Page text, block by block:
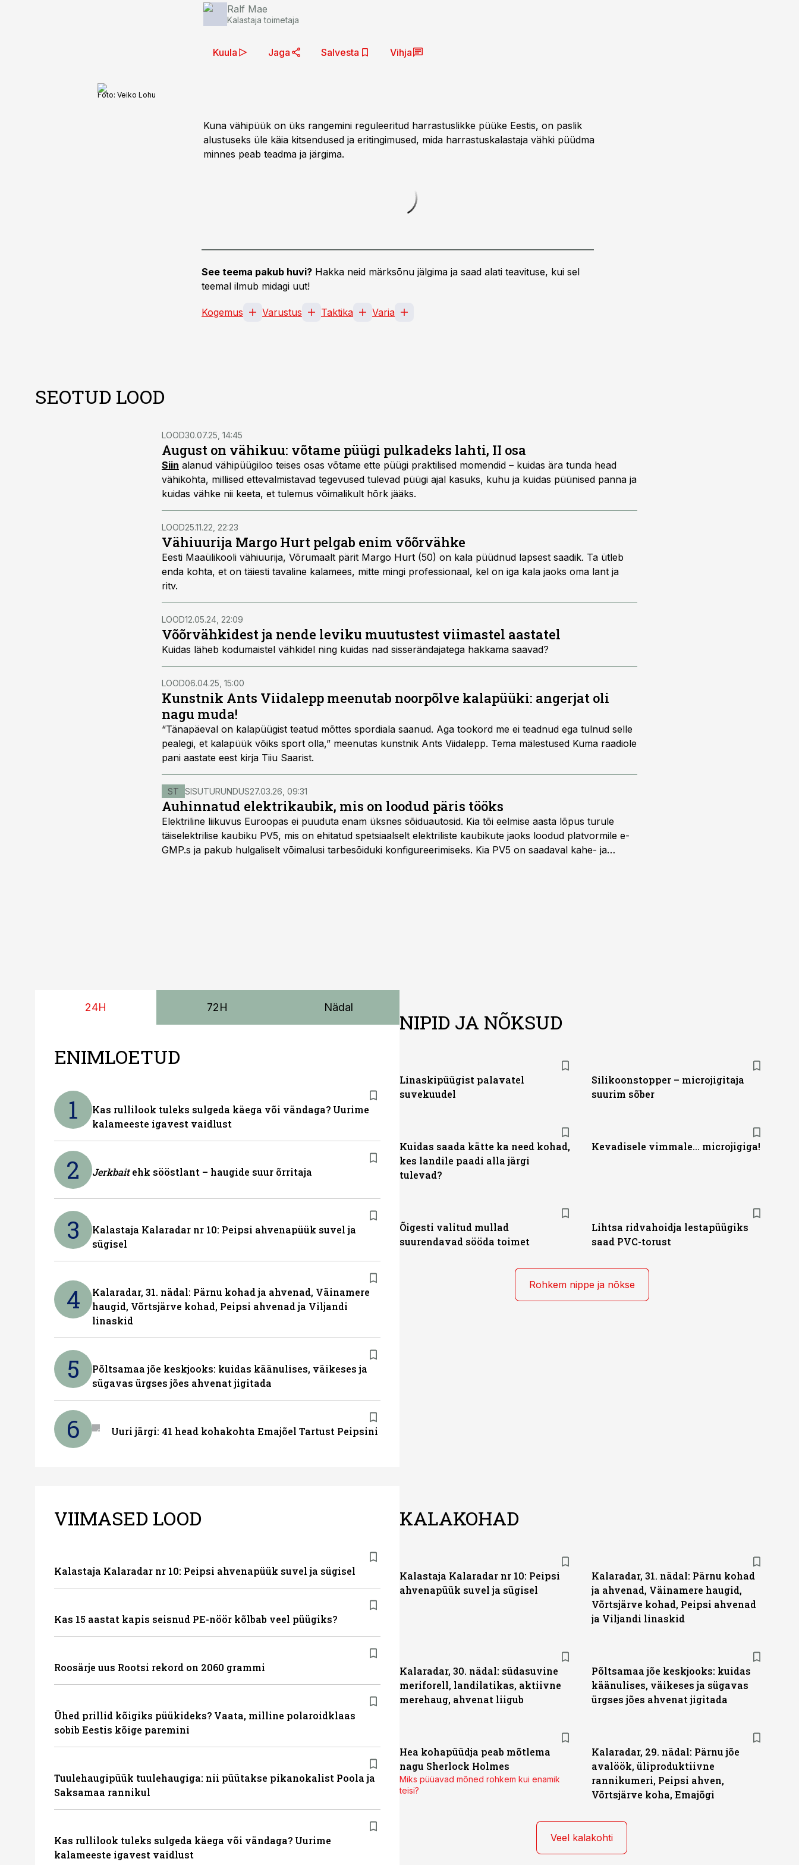
Ralf Mae
Kalastaja toimetaja
Kuula Jaga Salvesta Vihja
Foto: Veiko Lohu
Kuna vähipüük on üks rangemini reguleeritud harrastuslikke püüke Eestis, on paslik
alustuseks üle käia kitsendused ja eritingimused, mida harrastuskalastaja vähki püüdma
minnes peab teadma ja järgima.
See teema pakub huvi? Hakka neid märksõnu jälgima ja saad alati teavituse, kui sel
teemal ilmub midagi uut!
Kogemus Varustus Taktika Varia
SEOTUD LOOD
LOOD30.07.25, 14:45
August on vähikuu: võtame püügi pulkadeks lahti, II osa
Siin alanud vähipüügiloo teises osas võtame ette püügi praktilised momendid – kuidas ära tunda head
vähikohta, millised ettevalmistavad tegevused tulevad püügi ajal kasuks, kuhu ja kuidas püünised panna ja
kuidas vähke nii keeta, et tulemus võimalikult hõrk jääks.
LOOD25.11.22, 22:23
Vähiuurija Margo Hurt pelgab enim võõrvähke
Eesti Maaülikooli vähiuurija, Võrumaalt pärit Margo Hurt (50) on kala püüdnud lapsest saadik. Ta ütleb
enda kohta, et on täiesti tavaline kalamees, mitte mingi professionaal, kel on iga kala jaoks oma lant ja
ritv.
LOOD12.05.24, 22:09
Võõrvähkidest ja nende leviku muutustest viimastel aastatel
Kuidas läheb kodumaistel vähkidel ning kuidas nad sisserändajatega hakkama saavad?
LOOD06.04.25, 15:00
Kunstnik Ants Viidalepp meenutab noorpõlve kalapüüki: angerjat oli
nagu muda!
“Tänapäeval on kalapüügist teatud mõttes spordiala saanud. Aga tookord me ei teadnud ega tulnud selle
pealegi, et kalapüük võiks sport olla,” meenutas kunstnik Ants Viidalepp. Tema mälestused Kuma raadiole
pani aastate eest kirja Tiiu Saarist.
ST SISUTURUNDUS27.03.26, 09:31
Auhinnatud elektrikaubik, mis on loodud päris tööks
Elektriline liikuvus Euroopas ei puuduta enam üksnes sõiduautosid. Kia tõi eelmise aasta lõpus turule
täiselektrilise kaubiku PV5, mis on ehitatud spetsiaalselt elektriliste kaubikute jaoks loodud platvormile e-
GMP.s ja pakub hulgaliselt võimalusi tarbesõiduki konfigureerimiseks. Kia PV5 on saadaval kahe- ja
24H 72H Nädal
ENIMLOETUD
1
Kas rullilook tuleks sulgeda käega või vändaga? Uurime
kalameeste igavest vaidlust
2 Jerkbaitehk sööstlant – haugide suur õrritaja
3
Kalastaja Kalaradar nr 10: Peipsi ahvenapüük suvel ja
sügisel
4
Kalaradar, 31. nädal: Pärnu kohad ja ahvenad, Väinamere
haugid, Võrtsjärve kohad, Peipsi ahvenad ja Viljandi
linaskid
5
Põltsamaa jõe keskjooks: kuidas käänulises, väikeses ja
sügavas ürgses jões ahvenat jigitada
6 Uuri järgi: 41 head kohakohta Emajõel Tartust Peipsini
NIPID JA NÕKSUD
Linaskipüügist palavatel
suvekuudel
Silikoonstopper – microjigitaja
suurim sõber
Kuidas saada kätte ka need kohad,
kes landile paadi alla järgi
tulevad?
Kevadisele vimmale... microjigiga!
Õigesti valitud mullad
suurendavad sööda toimet
Lihtsa ridvahoidja lestapüügiks
saad PVC-torust
Rohkem nippe ja nõkse
VIIMASED LOOD
Kalastaja Kalaradar nr 10: Peipsi ahvenapüük suvel ja sügisel
Kas 15 aastat kapis seisnud PE-nöör kõlbab veel püügiks?
Roosärje uus Rootsi rekord on 2060 grammi
Ühed prillid kõigiks püükideks? Vaata, milline polaroidklaas
sobib Eestis kõige paremini
Tuulehaugipüük tuulehaugiga: nii püütakse pikanokalist Poola ja
Saksamaa rannikul
Kas rullilook tuleks sulgeda käega või vändaga? Uurime
kalameeste igavest vaidlust
KALAKOHAD
Kalastaja Kalaradar nr 10: Peipsi
ahvenapüük suvel ja sügisel
Kalaradar, 31. nädal: Pärnu kohad
ja ahvenad, Väinamere haugid,
Võrtsjärve kohad, Peipsi ahvenad
ja Viljandi linaskid
Kalaradar, 30. nädal: südasuvine
meriforell, landilatikas, aktiivne
merehaug, ahvenat liigub
Põltsamaa jõe keskjooks: kuidas
käänulises, väikeses ja sügavas
ürgses jões ahvenat jigitada
Hea kohapüüdja peab mõtlema
nagu Sherlock Holmes
Miks püüavad mõned rohkem kui enamik
teisi?
Kalaradar, 29. nädal: Pärnu jõe
avalöök, üliproduktiivne
rannikumeri, Peipsi ahven,
Võrtsjärve koha, Emajõgi
Veel kalakohti